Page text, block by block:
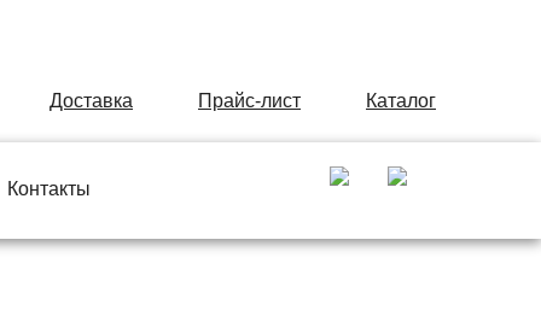
Доставка Прайс-лист Каталог
Контакты